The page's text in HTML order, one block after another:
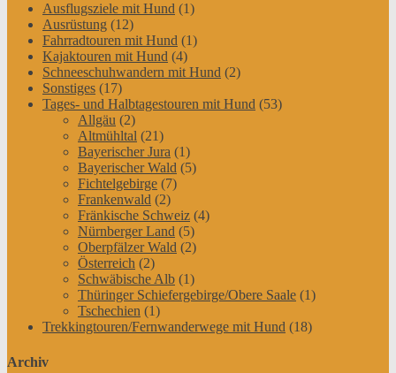
Ausflugsziele mit Hund (1)
Ausrüstung (12)
Fahrradtouren mit Hund (1)
Kajaktouren mit Hund (4)
Schneeschuhwandern mit Hund (2)
Sonstiges (17)
Tages- und Halbtagestouren mit Hund (53)
Allgäu (2)
Altmühltal (21)
Bayerischer Jura (1)
Bayerischer Wald (5)
Fichtelgebirge (7)
Frankenwald (2)
Fränkische Schweiz (4)
Nürnberger Land (5)
Oberpfälzer Wald (2)
Österreich (2)
Schwäbische Alb (1)
Thüringer Schiefergebirge/Obere Saale (1)
Tschechien (1)
Trekkingtouren/Fernwanderwege mit Hund (18)
Archiv